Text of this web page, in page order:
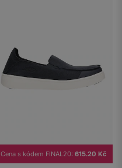
Cena s kódem FINAL20: 615.20 Kč